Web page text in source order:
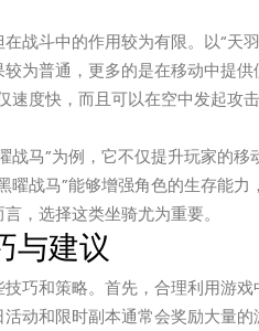
战斗中的作用较为有限。以“天
为普通，更多的是在移动中提供
速度快，而且可以在空中发起攻
战马”为例，它不仅提升玩家的移
曜战马”能够增强角色的生存能力
，选择这类坐骑尤为重要。
与建议
巧和策略。首先，合理利用游
动和限时副本通常会奖励大量